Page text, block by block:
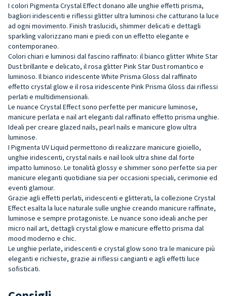
I colori Pigmenta Crystal Effect donano alle unghie effetti prisma,
bagliori iridescenti e riflessi glitter ultra luminosi che catturano la luce
ad ogni movimento. Finish traslucidi, shimmer delicati e dettagli
sparkling valorizzano mani e piedi con un effetto elegante e
contemporaneo.
Colori chiari e luminosi dal fascino raffinato: il bianco glitter White Star
Dust brillante e delicato, il rosa glitter Pink Star Dust romantico e
luminoso. Il bianco iridescente White Prisma Gloss dal raffinato
effetto crystal glow e il rosa iridescente Pink Prisma Gloss dai riflessi
perlati e multidimensionali.
Le nuance Crystal Effect sono perfette per manicure luminose,
manicure perlata e nail art eleganti dal raffinato effetto prisma unghie.
Ideali per creare glazed nails, pearl nails e manicure glow ultra
luminose.
I Pigmenta UV Liquid permettono di realizzare manicure gioiello,
unghie iridescenti, crystal nails e nail look ultra shine dal forte
impatto luminoso. Le tonalità glossy e shimmer sono perfette sia per
manicure eleganti quotidiane sia per occasioni speciali, cerimonie ed
eventi glamour.
Grazie agli effetti perlati, iridescenti e glitterati, la collezione Crystal
Effect esalta la luce naturale sulle unghie creando manicure raffinate,
luminose e sempre protagoniste. Le nuance sono ideali anche per
micro nail art, dettagli crystal glow e manicure effetto prisma dal
mood moderno e chic.
Le unghie perlate, iridescenti e crystal glow sono tra le manicure più
eleganti e richieste, grazie ai riflessi cangianti e agli effetti luce
sofisticati.